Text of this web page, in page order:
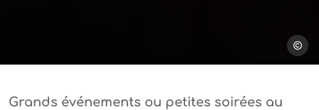
Steph
Grands événements ou petites soirées au